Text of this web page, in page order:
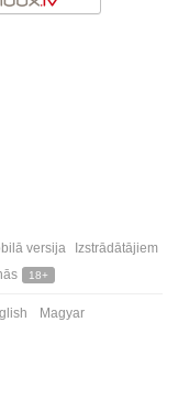
versija
Izstrādātājiem
18+
Magyar